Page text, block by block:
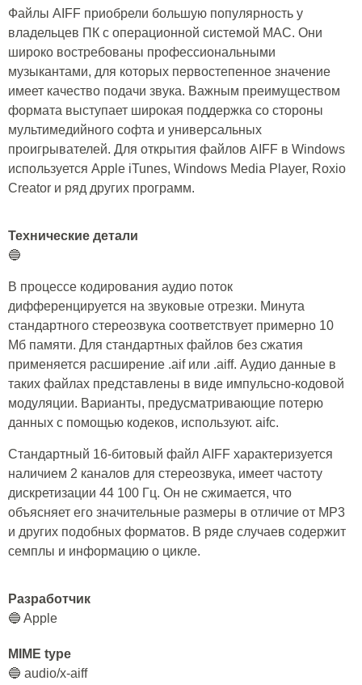
Файлы AIFF приобрели большую популярность у
владельцев ПК с операционной системой MAC. Они
широко востребованы профессиональными
музыкантами, для которых первостепенное значение
имеет качество подачи звука. Важным преимуществом
формата выступает широкая поддержка со стороны
мультимедийного софта и универсальных
проигрывателей. Для открытия файлов AIFF в Windows
используется Apple iTunes, Windows Media Player, Roxio
Creator и ряд других программ.
Технические детали
🔵
В процессе кодирования аудио поток
дифференцируется на звуковые отрезки. Минута
стандартного стереозвука соответствует примерно 10
Мб памяти. Для стандартных файлов без сжатия
применяется расширение .aif или .aiff. Аудио данные в
таких файлах представлены в виде импульсно-кодовой
модуляции. Варианты, предусматривающие потерю
данных с помощью кодеков, используют. aifc.
Стандартный 16-битовый файл AIFF характеризуется
наличием 2 каналов для стереозвука, имеет частоту
дискретизации 44 100 Гц. Он не сжимается, что
объясняет его значительные размеры в отличие от MP3
и других подобных форматов. В ряде случаев содержит
семплы и информацию о цикле.
Разработчик
🔵 Apple
MIME type
🔵 audio/x-aiff